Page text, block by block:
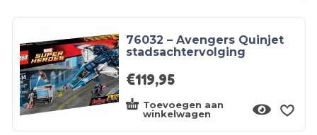
76032 – Avengers Quinjet
stadsachtervolging
€119,95
Toevoegen aan
winkelwagen